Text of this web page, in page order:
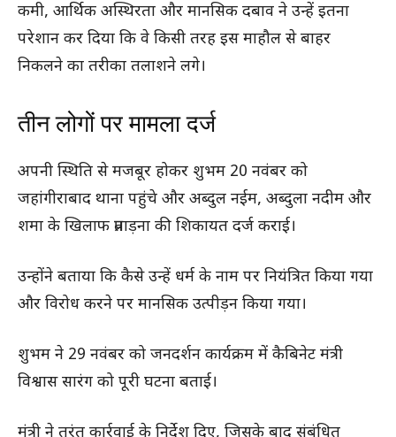
कमी, आर्थिक अस्थिरता और मानसिक दबाव ने उन्हें इतना
परेशान कर दिया कि वे किसी तरह इस माहौल से बाहर
निकलने का तरीका तलाशने लगे।
तीन लोगों पर मामला दर्ज
अपनी स्थिति से मजबूर होकर शुभम 20 नवंबर को
जहांगीराबाद थाना पहुंचे और अब्दुल नईम, अब्दुला नदीम और
शमा के खिलाफ प्रताड़ना की शिकायत दर्ज कराई।
उन्होंने बताया कि कैसे उन्हें धर्म के नाम पर नियंत्रित किया गया
और विरोध करने पर मानसिक उत्पीड़न किया गया।
शुभम ने 29 नवंबर को जनदर्शन कार्यक्रम में कैबिनेट मंत्री
विश्वास सारंग को पूरी घटना बताई।